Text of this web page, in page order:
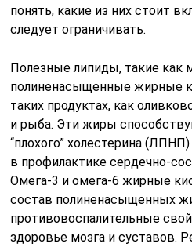
понять, какие из них стоит
следует ограничивать.
Полезные липиды, такие
полиненасыщенные жирные
таких продуктах, как
и рыба. Эти жиры
“плохого” холестерина
в профилактике сердечно-
Омега-3 и омега-6 жирные
состав полиненасыщенных
противовоспалительные
здоровье мозга и суставов.